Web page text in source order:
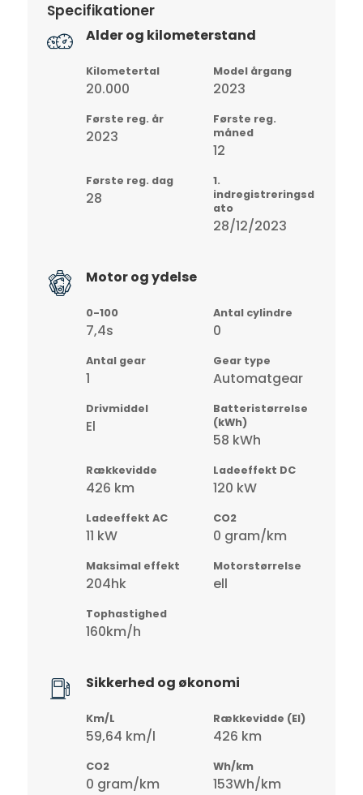
Specifikationer
Alder og kilometerstand
Kilometertal
20.000
Model årgang
2023
Første reg. år
2023
Første reg.
måned
12
Første reg. dag
28
1.
indregistreringsd
ato
28/12/2023
Motor og ydelse
0-100
7,4s
Antal cylindre
0
Antal gear
1
Gear type
Automatgear
Drivmiddel
El
Batteristørrelse
(kWh)
58 kWh
Rækkevidde
426 km
Ladeeffekt DC
120 kW
Ladeeffekt AC
11 kW
CO2
0 gram/km
Maksimal effekt
204hk
Motorstørrelse
ell
Tophastighed
160km/h
Sikkerhed og økonomi
Km/L
59,64 km/l
Rækkevidde (El)
426 km
CO2
0 gram/km
Wh/km
153Wh/km